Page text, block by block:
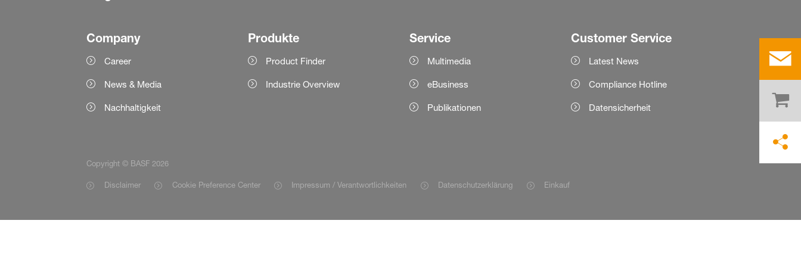
Company
Career
News & Media
Nachhaltigkeit
Produkte
Product Finder
Industrie Overview
Service
Multimedia
eBusiness
Publikationen
Customer Service
Latest News
Compliance Hotline
Datensicherheit
Copyright © BASF 2026
Disclaimer Cookie Preference Center Impressum / Verantwortlichkeiten Datenschutzerklärung Einkauf